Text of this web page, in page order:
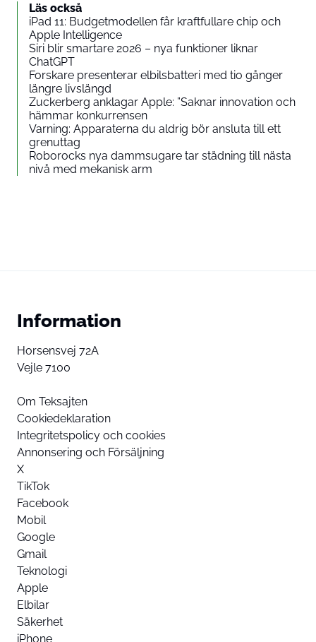
Läs också
iPad 11: Budgetmodellen får kraftfullare chip och
Apple Intelligence
Siri blir smartare 2026 – nya funktioner liknar
ChatGPT
Forskare presenterar elbilsbatteri med tio gånger
längre livslängd
Zuckerberg anklagar Apple: ”Saknar innovation och
hämmar konkurrensen
Varning: Apparaterna du aldrig bör ansluta till ett
grenuttag
Roborocks nya dammsugare tar städning till nästa
nivå med mekanisk arm
Information
Horsensvej 72A
Vejle 7100
Om Teksajten
Cookiedeklaration
Integritetspolicy och cookies
Annonsering och Försäljning
X
TikTok
Facebook
Mobil
Google
Gmail
Teknologi
Apple
Elbilar
Säkerhet
iPhone